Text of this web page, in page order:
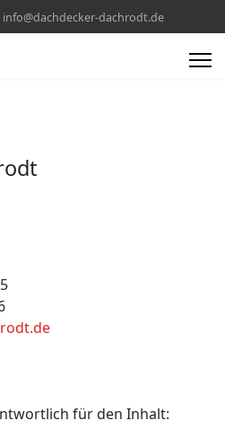
info@dachdecker-dachrodt.de
für den Inhalt: